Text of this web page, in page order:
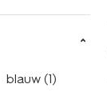
blauw(1)